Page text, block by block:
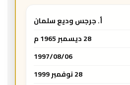
أ. جرجس وديع سلمان
28 ديسمبر 1965 م
1997/08/06
28 نوفمبر 1999